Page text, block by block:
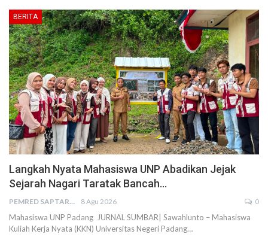
BERITA
Langkah Nyata Mahasiswa UNP Abadikan Jejak
Sejarah Nagari Taratak Bancah…
PEMRED SAPTARIUS 8 Agu 2026 0
Mahasiswa UNP Padang JURNAL SUMBAR| Sawahlunto – Mahasiswa
Kuliah Kerja Nyata (KKN) Universitas Negeri Padang…